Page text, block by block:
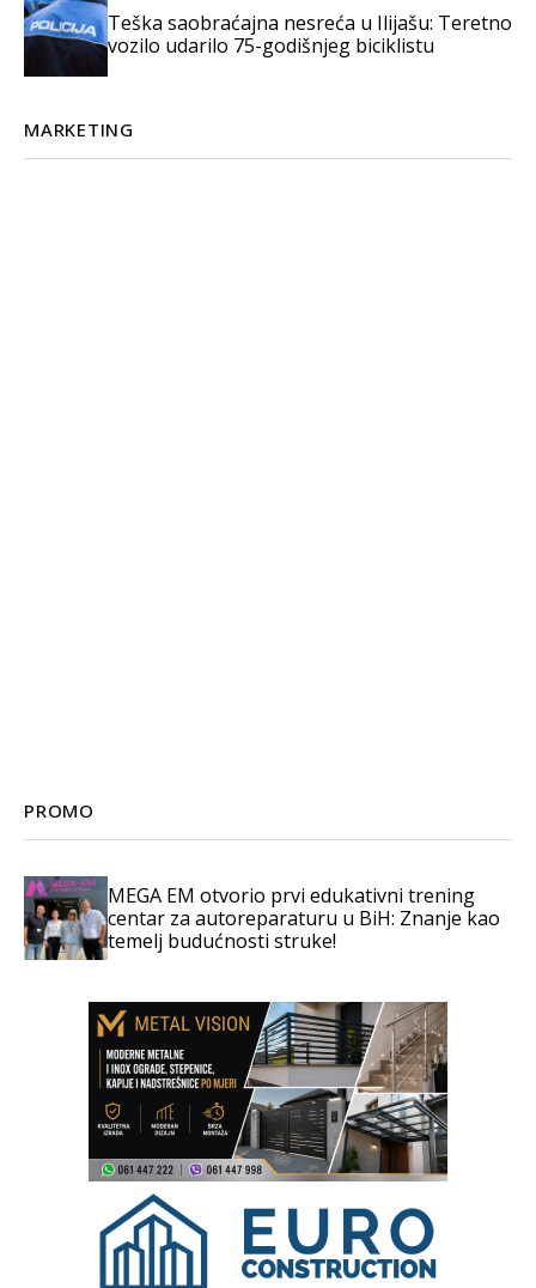
Teška saobraćajna nesreća u Ilijašu: Teretno
vozilo udarilo 75-godišnjeg biciklistu
MARKETING
PROMO
MEGA EM otvorio prvi edukativni trening
centar za autoreparaturu u BiH: Znanje kao
temelj budućnosti struke!